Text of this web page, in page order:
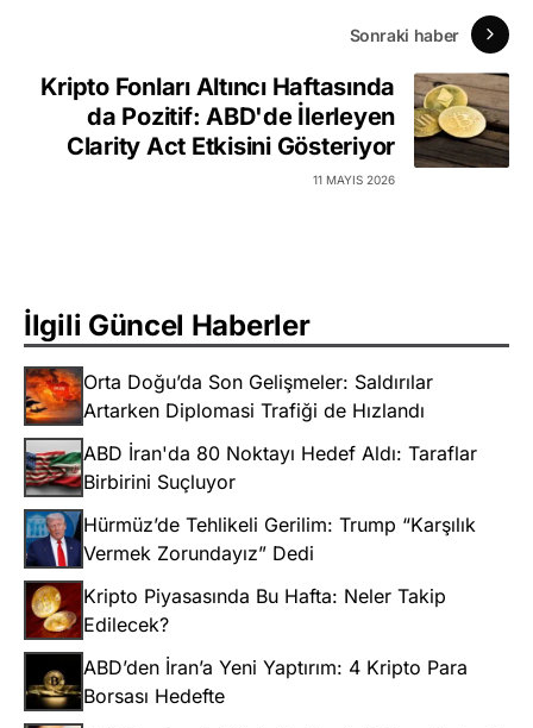
Sonraki haber
Kripto Fonları Altıncı Haftasında
da Pozitif: ABD'de İlerleyen
Clarity Act Etkisini Gösteriyor
11 MAYIS 2026
İlgili Güncel Haberler
Orta Doğu’da Son Gelişmeler: Saldırılar
Artarken Diplomasi Trafiği de Hızlandı
ABD İran'da 80 Noktayı Hedef Aldı: Taraflar
Birbirini Suçluyor
Hürmüz’de Tehlikeli Gerilim: Trump “Karşılık
Vermek Zorundayız” Dedi
Kripto Piyasasında Bu Hafta: Neler Takip
Edilecek?
ABD’den İran’a Yeni Yaptırım: 4 Kripto Para
Borsası Hedefte